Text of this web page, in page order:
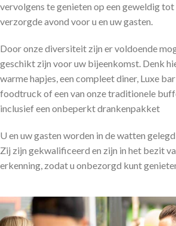
vervolgens te genieten op een geweldig tot
verzorgde avond voor u en uw gasten.
Door onze diversiteit zijn er voldoende
geschikt zijn voor uw bijeenkomst. Denk
warme hapjes, een compleet diner, Luxe
foodtruck of een van onze traditionele
inclusief een onbeperkt drankenpakket
U en uw gasten worden in de watten
Zij zijn gekwalificeerd en zijn in het bezit
erkenning, zodat u onbezorgd kunt